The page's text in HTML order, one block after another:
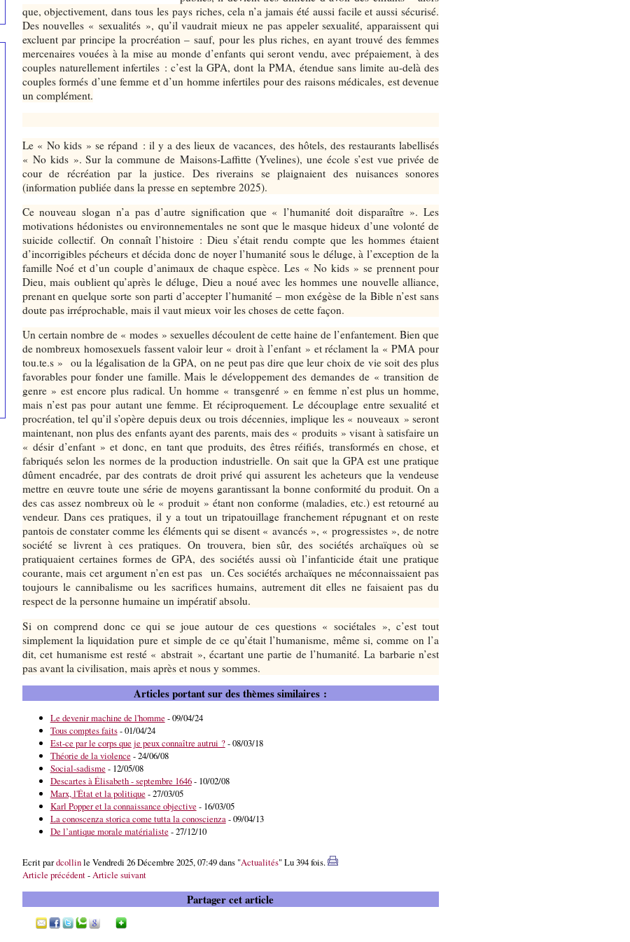
que, objectivement, dans tous les pays riches, cela n’a jamais été aussi facile et aussi sécurisé.
Des nouvelles « sexualités », qu’il vaudrait mieux ne pas appeler sexualité, apparaissent qui
excluent par principe la procréation – sauf, pour les plus riches, en ayant trouvé des femmes
mercenaires vouées à la mise au monde d’enfants qui seront vendu, avec prépaiement, à des
couples naturellement infertiles : c’est la GPA, dont la PMA, étendue sans limite au-delà des
couples formés d’une femme et d’un homme infertiles pour des raisons médicales, est devenue
un complément.
Le « No kids » se répand : il y a des lieux de vacances, des hôtels, des restaurants labellisés
« No kids ». Sur la commune de Maisons-Laffitte (Yvelines), une école s’est vue privée de
cour de récréation par la justice. Des riverains se plaignaient des nuisances sonores
(information publiée dans la presse en septembre 2025).
Ce nouveau slogan n’a pas d’autre signification que « l’humanité doit disparaître ». Les
motivations hédonistes ou environnementales ne sont que le masque hideux d’une volonté de
suicide collectif. On connaît l’histoire : Dieu s’était rendu compte que les hommes étaient
d’incorrigibles pécheurs et décida donc de noyer l’humanité sous le déluge, à l’exception de la
famille Noé et d’un couple d’animaux de chaque espèce. Les « No kids » se prennent pour
Dieu, mais oublient qu’après le déluge, Dieu a noué avec les hommes une nouvelle alliance,
prenant en quelque sorte son parti d’accepter l’humanité – mon exégèse de la Bible n’est sans
doute pas irréprochable, mais il vaut mieux voir les choses de cette façon.
Un certain nombre de « modes » sexuelles découlent de cette haine de l’enfantement. Bien que
de nombreux homosexuels fassent valoir leur « droit à l’enfant » et réclament la « PMA pour
tou.te.s » ou la légalisation de la GPA, on ne peut pas dire que leur choix de vie soit des plus
favorables pour fonder une famille. Mais le développement des demandes de « transition de
genre » est encore plus radical. Un homme « transgenré » en femme n’est plus un homme,
mais n’est pas pour autant une femme. Et réciproquement. Le découplage entre sexualité et
procréation, tel qu’il s’opère depuis deux ou trois décennies, implique les « nouveaux » seront
maintenant, non plus des enfants ayant des parents, mais des « produits » visant à satisfaire un
« désir d’enfant » et donc, en tant que produits, des êtres réifiés, transformés en chose, et
fabriqués selon les normes de la production industrielle. On sait que la GPA est une pratique
dûment encadrée, par des contrats de droit privé qui assurent les acheteurs que la vendeuse
mettre en œuvre toute une série de moyens garantissant la bonne conformité du produit. On a
des cas assez nombreux où le « produit » étant non conforme (maladies, etc.) est retourné au
vendeur. Dans ces pratiques, il y a tout un tripatouillage franchement répugnant et on reste
pantois de constater comme les éléments qui se disent « avancés », « progressistes », de notre
société se livrent à ces pratiques. On trouvera, bien sûr, des sociétés archaïques où se
pratiquaient certaines formes de GPA, des sociétés aussi où l’infanticide était une pratique
courante, mais cet argument n’en est pas un. Ces sociétés archaïques ne méconnaissaient pas
toujours le cannibalisme ou les sacrifices humains, autrement dit elles ne faisaient pas du
respect de la personne humaine un impératif absolu.
Si on comprend donc ce qui se joue autour de ces questions « sociétales », c’est tout
simplement la liquidation pure et simple de ce qu’était l’humanisme, même si, comme on l’a
dit, cet humanisme est resté « abstrait », écartant une partie de l’humanité. La barbarie n’est
pas avant la civilisation, mais après et nous y sommes.
Articles portant sur des thèmes similaires :
Le devenir machine de l'homme - 09/04/24
Tous comptes faits- 01/04/24
Est-ce par le corps que je peux connaître autrui ?- 08/03/18
Théorie de la violence - 24/06/08
Social-sadisme - 12/05/08
Descartes à Élisabeth - septembre 1646- 10/02/08
Marx, l'État et la politique - 27/03/05
Karl Popper et la connaissance objective - 16/03/05
La conoscenza storica come tutta la conoscienza- 09/04/13
De l’antique morale matérialiste - 27/12/10
Ecrit pardcollinle Vendredi 26 Décembre 2025, 07:49 dans "Actualités" Lu 394 fois.
Article précédent-Article suivant
Partager cet article